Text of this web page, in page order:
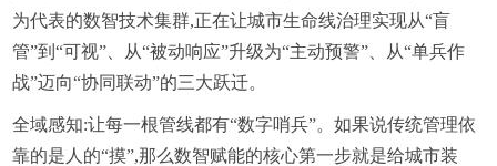
为代表的数智技术集群,正在让城市生命线治理实现从“盲
管”到“可视”、从“被动响应”升级为“主动预警”、从“单兵作
战”迈向“协同联动”的三大跃迁。
全域感知:让每一根管线都有“数字哨兵”。如果说传统管理依
靠的是人的“摸”,那么数智赋能的核心第一步就是给城市装